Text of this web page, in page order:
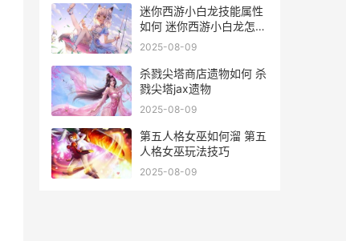
迷你西游小白龙技能属性
如何 迷你西游小白龙怎么
打
2025-08-09
杀戮尖塔商店遗物如何 杀
戮尖塔jax遗物
2025-08-09
第五人格女巫如何溜 第五
人格女巫玩法技巧
2025-08-09